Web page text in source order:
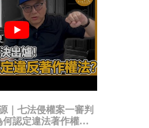
｜七法侵權案一審判
認定違法著作權